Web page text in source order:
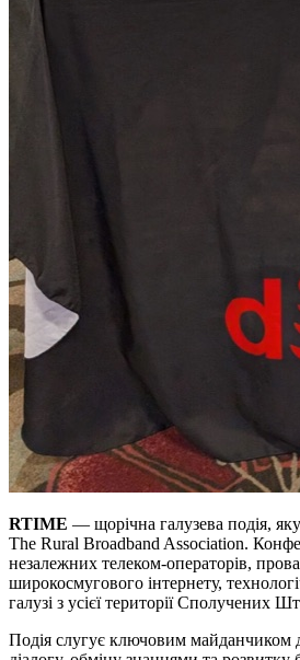
RTIME — щорічна галузева подія,
The Rural Broadband Association.
незалежних телеком-операторів,
широкосмугового інтернету,
галузі з усієї території Сполучених
Подія слугує ключовим майданчиком